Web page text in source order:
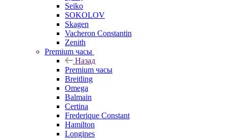
Seiko
SOKOLOV
Skagen
Vacheron Constantin
Zenith
Premium часы
Назад
Premium часы
Breitling
Omega
Balmain
Certina
Frederique Constant
Hamilton
Longines